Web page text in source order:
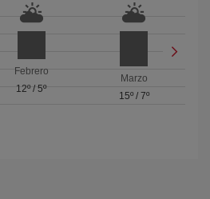
Febrero
12º/ 5º
Marzo
15º/ 7º